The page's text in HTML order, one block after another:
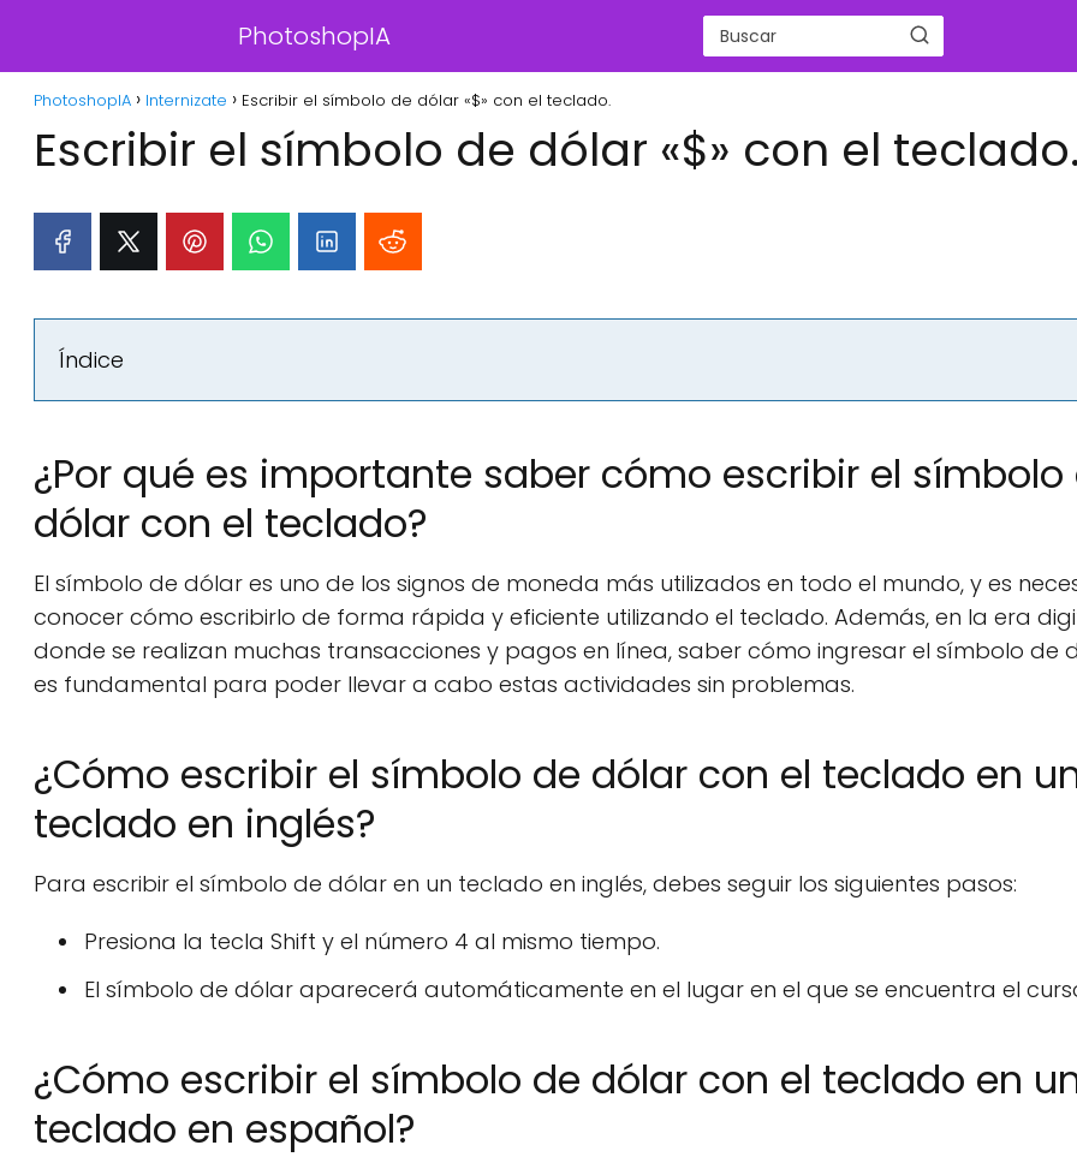
PhotoshopIA
PhotoshopIA Internizate Escribir el símbolo de dólar «$» con el teclado.
Escribir el símbolo de dólar «$» con el teclado.
Índice
¿Por qué es importante saber cómo escribir el símbolo
dólar con el teclado?
El símbolo de dólar es uno de los signos de moneda más utilizados en todo el mundo, y es
conocer cómo escribirlo de forma rápida y eficiente utilizando el teclado. Además, en la era
donde se realizan muchas transacciones y pagos en línea, saber cómo ingresar el símbolo de
es fundamental para poder llevar a cabo estas actividades sin problemas.
¿Cómo escribir el símbolo de dólar con el teclado en
teclado en inglés?
Para escribir el símbolo de dólar en un teclado en inglés, debes seguir los siguientes pasos:
Presiona la tecla Shift y el número 4 al mismo tiempo.
El símbolo de dólar aparecerá automáticamente en el lugar en el que se encuentra el
¿Cómo escribir el símbolo de dólar con el teclado en
teclado en español?